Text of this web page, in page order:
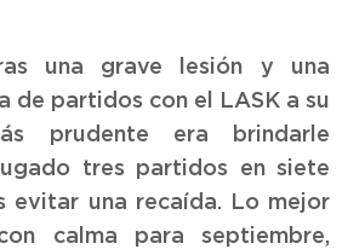
una grave lesión y una
de partidos con el LASK a su
prudente era brindarle
tres partidos en siete
evitar una recaída. Lo mejor
calma para septiembre,